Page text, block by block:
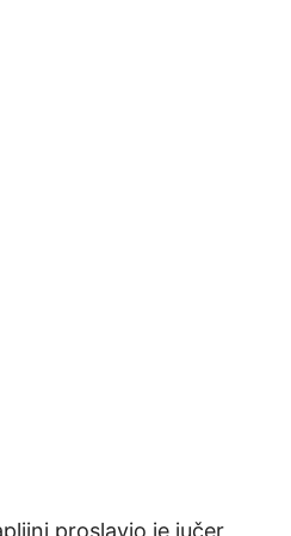
proslavio je jučer